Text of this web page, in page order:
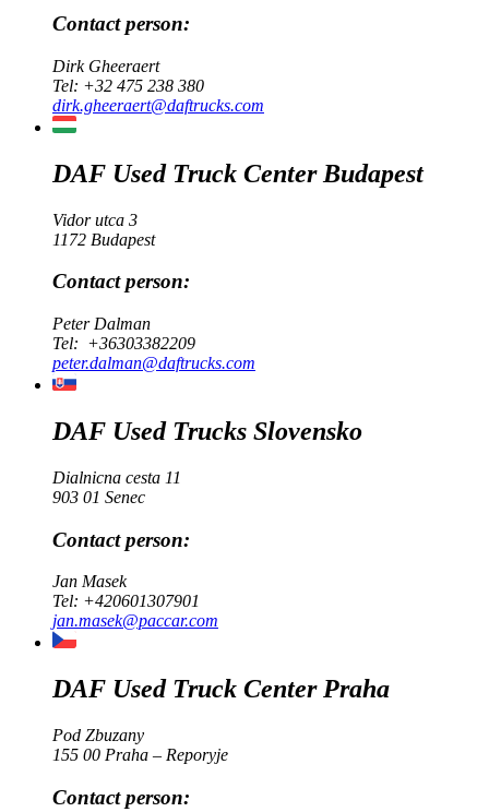
Contact person:
Dirk Gheeraert
Tel: +32 475 238 380
dirk.gheeraert@daftrucks.com
DAF Used Truck Center Budapest
Vidor utca 3
1172 Budapest
Contact person:
Peter Dalman
Tel: +36303382209
peter.dalman@daftrucks.com
DAF Used Trucks Slovensko
Dialnicna cesta 11
903 01 Senec
Contact person:
Jan Masek
Tel: +420601307901
jan.masek@paccar.com
DAF Used Truck Center Praha
Pod Zbuzany
155 00 Praha – Reporyje
Contact person: